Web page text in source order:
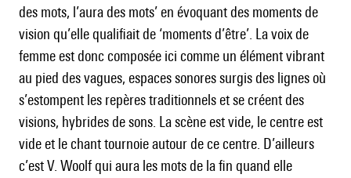
des mots, l’aura des mots’ en évoquant des moments de
vision qu’elle qualifiait de ‘moments d’être’. La voix de
femme est donc composée ici comme un élément vibrant
au pied des vagues, espaces sonores surgis des lignes où
s’estompent les repères traditionnels et se créent des
visions, hybrides de sons. La scène est vide, le centre est
vide et le chant tournoie autour de ce centre. D’ailleurs
c’est V. Woolf qui aura les mots de la fin quand elle